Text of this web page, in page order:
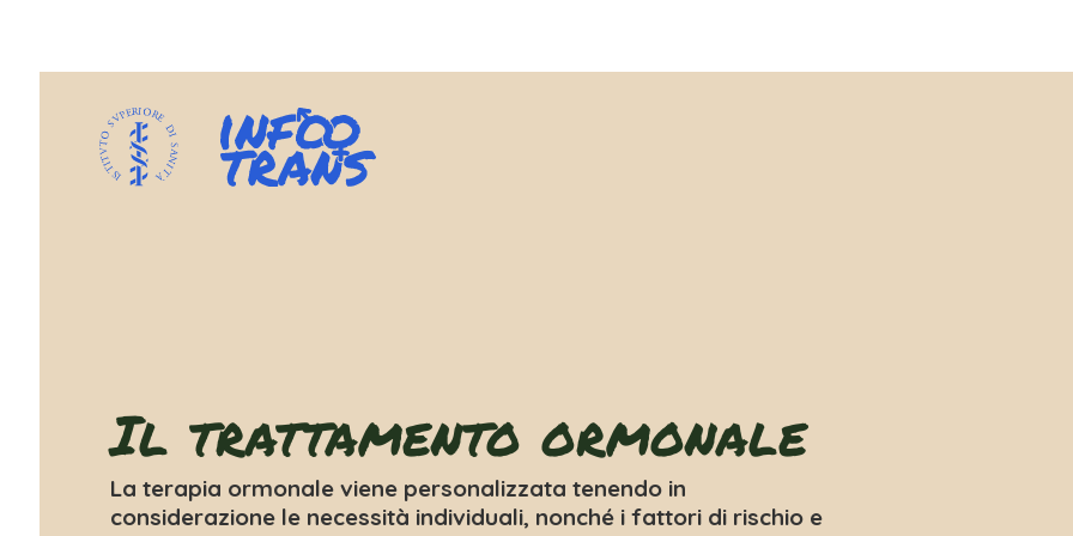
Il trattamento ormonale
La terapia ormonale viene personalizzata tenendo in
considerazione le necessità individuali, nonché i fattori di rischio e